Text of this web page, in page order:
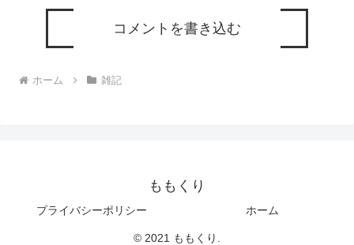
コメントを書き込む
ホーム 雑記
ももくり
プライバシーポリシー ホーム
© 2021 ももくり.